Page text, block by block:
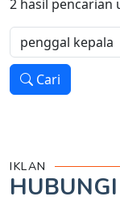
2 hasil pencarian
Cari
IKLAN